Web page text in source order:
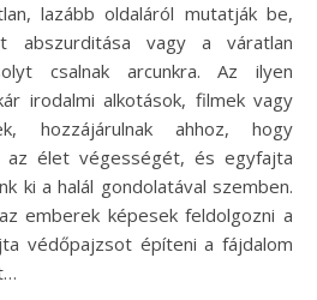
lazább oldaláról mutatják be,
abszurditása vagy a váratlan
csalnak arcunkra. Az ilyen
irodalmi alkotások, filmek vagy
hozzájárulnak ahhoz, hogy
az élet végességét, és egyfajta
ki a halál gondolatával szemben.
emberek képesek feldolgozni a
védőpajzsot építeni a fájdalom